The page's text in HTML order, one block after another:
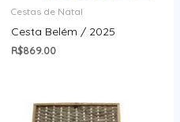
Cestas de Natal
Cesta Belém / 2025
R$869.00